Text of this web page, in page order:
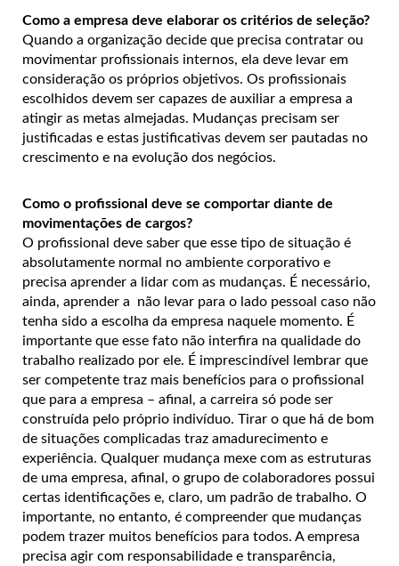
Como a empresa deve elaborar os critérios de seleção?
Quando a organização decide que precisa contratar ou
movimentar profissionais internos, ela deve levar em
consideração os próprios objetivos. Os profissionais
escolhidos devem ser capazes de auxiliar a empresa a
atingir as metas almejadas. Mudanças precisam ser
justificadas e estas justificativas devem ser pautadas no
crescimento e na evolução dos negócios.
Como o profissional deve se comportar diante de
movimentações de cargos?
O profissional deve saber que esse tipo de situação é
absolutamente normal no ambiente corporativo e
precisa aprender a lidar com as mudanças. É necessário,
ainda, aprender a não levar para o lado pessoal caso não
tenha sido a escolha da empresa naquele momento. É
importante que esse fato não interfira na qualidade do
trabalho realizado por ele. É imprescindível lembrar que
ser competente traz mais benefícios para o profissional
que para a empresa – afinal, a carreira só pode ser
construída pelo próprio indivíduo. Tirar o que há de bom
de situações complicadas traz amadurecimento e
experiência. Qualquer mudança mexe com as estruturas
de uma empresa, afinal, o grupo de colaboradores possui
certas identificações e, claro, um padrão de trabalho. O
importante, no entanto, é compreender que mudanças
podem trazer muitos benefícios para todos. A empresa
precisa agir com responsabilidade e transparência,